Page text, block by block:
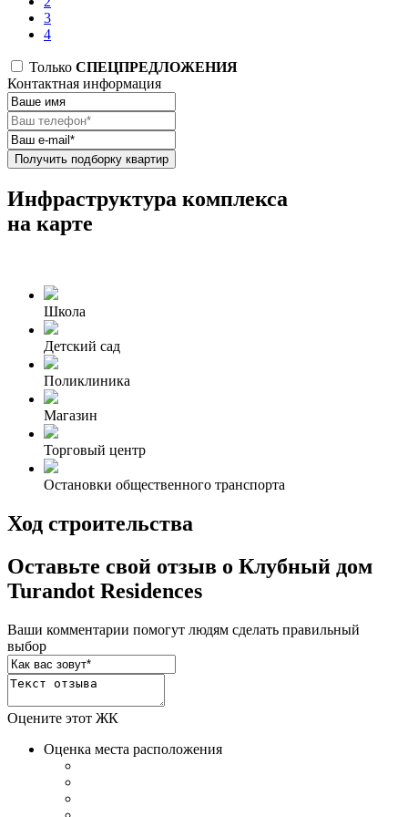
3
4
Только СПЕЦПРЕДЛОЖЕНИЯ
Контактная информация
Получить подборку квартир
Инфраструктура комплекса
на карте
Школа
Детский сад
Поликлиника
Магазин
Торговый центр
Остановки общественного транспорта
Ход строительства
Оставьте свой отзыв о Клубный дом
Turandot Residences
Ваши комментарии помогут людям сделать правильный
выбор
Оцените этот ЖК
Оценка места расположения